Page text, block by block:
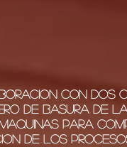
con dos
de basura de
para
de los